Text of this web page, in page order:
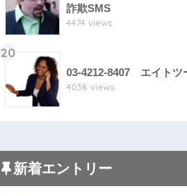
詐欺SMS
4474 views
20
03-4212-8407 エイトツ
4038 views
新着エントリー